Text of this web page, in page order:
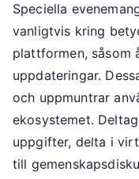
Speciella
vanligtvis kring
plattformen, såsom
uppdateringar.
och uppmuntrar
ekosystemet.
uppgifter, delta i
till